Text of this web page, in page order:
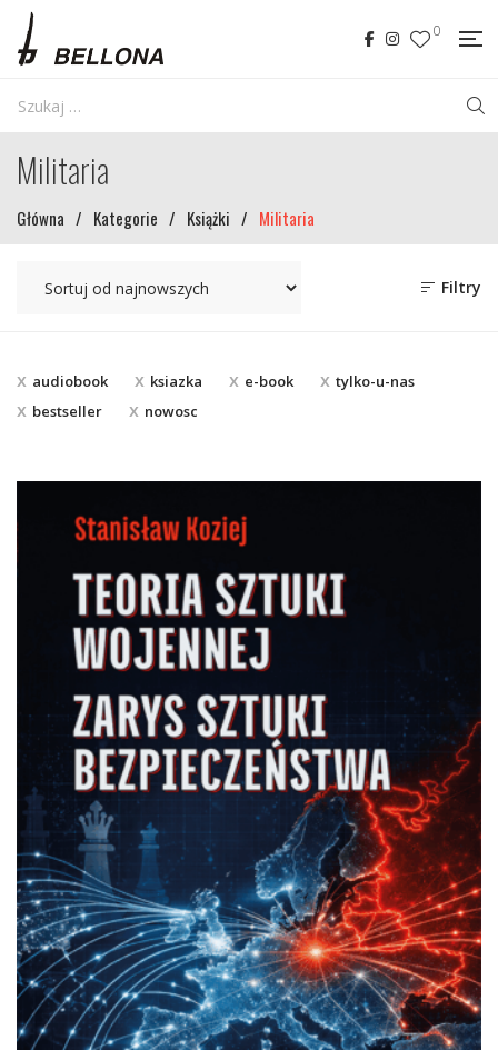
0
Militaria
Główna / Kategorie / Książki / Militaria
Filtry
audiobook ksiazka e-book
tylko-u-nas
bestseller
nowosc